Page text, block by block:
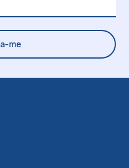
me